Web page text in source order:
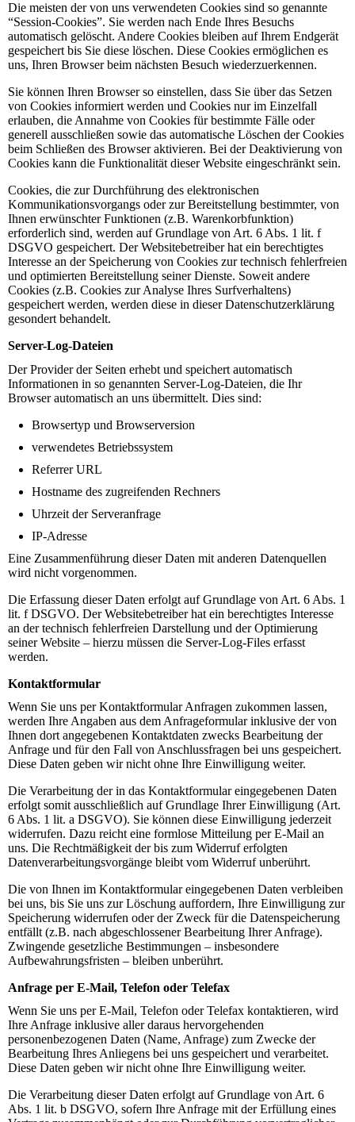
Die meisten der von uns verwendeten Cookies sind so genannte
“Session-Cookies”. Sie werden nach Ende Ihres Besuchs
automatisch gelöscht. Andere Cookies bleiben auf Ihrem Endgerät
gespeichert bis Sie diese löschen. Diese Cookies ermöglichen es
uns, Ihren Browser beim nächsten Besuch wiederzuerkennen.
Sie können Ihren Browser so einstellen, dass Sie über das Setzen
von Cookies informiert werden und Cookies nur im Einzelfall
erlauben, die Annahme von Cookies für bestimmte Fälle oder
generell ausschließen sowie das automatische Löschen der Cookies
beim Schließen des Browser aktivieren. Bei der Deaktivierung von
Cookies kann die Funktionalität dieser Website eingeschränkt sein.
Cookies, die zur Durchführung des elektronischen
Kommunikationsvorgangs oder zur Bereitstellung bestimmter, von
Ihnen erwünschter Funktionen (z.B. Warenkorbfunktion)
erforderlich sind, werden auf Grundlage von Art. 6 Abs. 1 lit. f
DSGVO gespeichert. Der Websitebetreiber hat ein berechtigtes
Interesse an der Speicherung von Cookies zur technisch fehlerfreien
und optimierten Bereitstellung seiner Dienste. Soweit andere
Cookies (z.B. Cookies zur Analyse Ihres Surfverhaltens)
gespeichert werden, werden diese in dieser Datenschutzerklärung
gesondert behandelt.
Server-Log-Dateien
Der Provider der Seiten erhebt und speichert automatisch
Informationen in so genannten Server-Log-Dateien, die Ihr
Browser automatisch an uns übermittelt. Dies sind:
Browsertyp und Browserversion
verwendetes Betriebssystem
Referrer URL
Hostname des zugreifenden Rechners
Uhrzeit der Serveranfrage
IP-Adresse
Eine Zusammenführung dieser Daten mit anderen Datenquellen
wird nicht vorgenommen.
Die Erfassung dieser Daten erfolgt auf Grundlage von Art. 6 Abs. 1
lit. f DSGVO. Der Websitebetreiber hat ein berechtigtes Interesse
an der technisch fehlerfreien Darstellung und der Optimierung
seiner Website – hierzu müssen die Server-Log-Files erfasst
werden.
Kontaktformular
Wenn Sie uns per Kontaktformular Anfragen zukommen lassen,
werden Ihre Angaben aus dem Anfrageformular inklusive der von
Ihnen dort angegebenen Kontaktdaten zwecks Bearbeitung der
Anfrage und für den Fall von Anschlussfragen bei uns gespeichert.
Diese Daten geben wir nicht ohne Ihre Einwilligung weiter.
Die Verarbeitung der in das Kontaktformular eingegebenen Daten
erfolgt somit ausschließlich auf Grundlage Ihrer Einwilligung (Art.
6 Abs. 1 lit. a DSGVO). Sie können diese Einwilligung jederzeit
widerrufen. Dazu reicht eine formlose Mitteilung per E-Mail an
uns. Die Rechtmäßigkeit der bis zum Widerruf erfolgten
Datenverarbeitungsvorgänge bleibt vom Widerruf unberührt.
Die von Ihnen im Kontaktformular eingegebenen Daten verbleiben
bei uns, bis Sie uns zur Löschung auffordern, Ihre Einwilligung zur
Speicherung widerrufen oder der Zweck für die Datenspeicherung
entfällt (z.B. nach abgeschlossener Bearbeitung Ihrer Anfrage).
Zwingende gesetzliche Bestimmungen – insbesondere
Aufbewahrungsfristen – bleiben unberührt.
Anfrage per E-Mail, Telefon oder Telefax
Wenn Sie uns per E-Mail, Telefon oder Telefax kontaktieren, wird
Ihre Anfrage inklusive aller daraus hervorgehenden
personenbezogenen Daten (Name, Anfrage) zum Zwecke der
Bearbeitung Ihres Anliegens bei uns gespeichert und verarbeitet.
Diese Daten geben wir nicht ohne Ihre Einwilligung weiter.
Die Verarbeitung dieser Daten erfolgt auf Grundlage von Art. 6
Abs. 1 lit. b DSGVO, sofern Ihre Anfrage mit der Erfüllung eines